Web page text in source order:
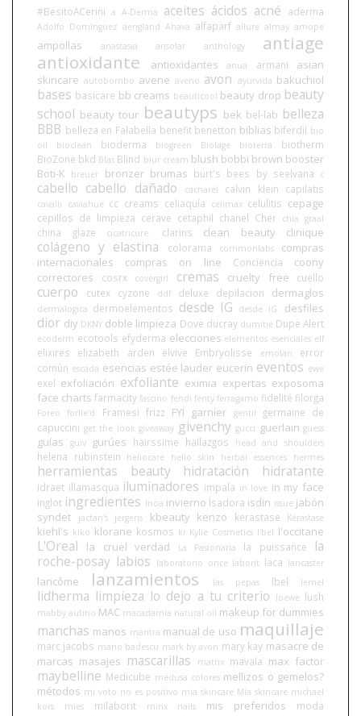
#BesitoACerini a A-Derma aceites ácidos acné aderma
Adolfo Domínguez aengland Ahava alfaparf allure almay amope
ampollas anastasia ansolar anthology
antiage
antioxidante
antioxidantes anua armani
asian
skincare autobombo avene aveno avon ayurvida bakuchiol
bases basicare bb creams beauticool beauty drop beauty
school beauty tour beautyps bek bel-lab belleza
BBB belleza en Falabella benefit benetton biblias biferdil bio
oil
bioclean bioderma biogreen Biolage bioterra
biotherm
BioZone bkd Blas Blind blur cream blush bobbi brown booster
Boti-K
breuer bronzer brumas burt's bees by seelvana c
cabello cabello dañado cacharel calvin klein capilatis
cavalli caviahue cc creams celiaquía celimax celulitis cepage
cepillos de limpieza cerave cetaphil chanel Cher chia graal
china glaze cicatricure. clarins clean beauty clinique
colágeno y elastina colorama commonlabs
compras
internacionales
compras on line Conciencia
coony
correctores
cosrx covergirl cremas cruelty free cuello
cuerpo cutex cyzone ddf deluxe depilacion dermaglos
dermalogica dermoelementos desde IG desde IG. desfiles
dior diy DKNY doble limpieza Dove ducray dumitié Dupe Alert
ecoderm ecotools efyderma elecciones elementos esenciales elf
elixires elizabeth arden elvive Embryolisse emolan
error
común escada esencias estée lauder eucerin eventos ewe
exel exfoliación exfoliante eximia expertas exposoma
face charts farmacity fascino fendi fenty ferragamo fidelité filorga
Foreo forlle'd Framesi frizz FYI garnier gentil
germaine de
capuccini get the look giveaway givenchy gucci guerlain guess
guías guiv gurúes hairssime hallazgos head and shoulders
helena rubinstein heliocare hello skin herbal essences hermes
herramientas beauty hidratación hidratante
idraet illamasqua iluminadores impala in love in my face
inglot ingredientes Inoa invierno Isadora isdin issue jabón
syndet
jactan's jergens kbeauty kenzo kerastase Kérastase
kiehl's kiko klorane kosmos kr Kylie Cosmetics l'bel l'occitane
L'Oreal la cruel verdad La Pasionaria la puissance
la
roche-posay labios laboratorio once laborit laca lancaster
lancôme lanzamientos las pepas lbel lemel
lidherma limpieza lo dejo a tu criterio loewe lush
mabby autino MAC macadamia natural oil makeup for dummies
manchas manos mantra manual de uso maquillaje
marc jacobs mario badescu mark by avon mary kay masacre de
marcas masajes mascarillas matrix mavala max factor
maybelline Medicube medusa colores mellizos o gemelos?
métodos mi voto no es positivo mia skincare Mía skincare michael
kors
mies milaborit minx nails mis preferidos
moda